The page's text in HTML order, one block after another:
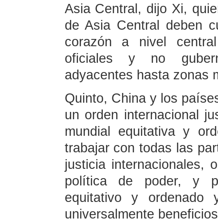
Asia Central, dijo Xi,
de Asia Central deben
corazón a nivel
oficiales y no
adyacentes hasta zonas
Quinto, China y los
un orden internacional
mundial equitativa y
trabajar con todas las
justicia internacionales,
política de poder, y
equitativo y ordenado
universalmente